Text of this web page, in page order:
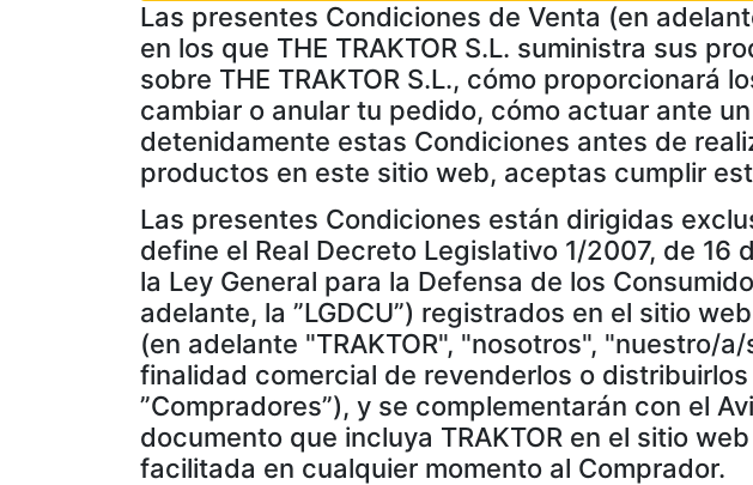
Las presentes Condiciones de Venta (en
en los que THE TRAKTOR S.L. suministra sus
sobre THE TRAKTOR S.L., cómo proporcionará
cambiar o anular tu pedido, cómo actuar ante
detenidamente estas Condiciones antes de
productos en este sitio web, aceptas cumplir
Las presentes Condiciones están dirigidas
define el Real Decreto Legislativo 1/2007, de
la Ley General para la Defensa de los
adelante, la ”LGDCU”) registrados en el sitio
(en adelante "TRAKTOR", "nosotros", "nuestro/
finalidad comercial de revenderlos o
”Compradores”), y se complementarán con el
documento que incluya TRAKTOR en el sitio
facilitada en cualquier momento al Comprador.